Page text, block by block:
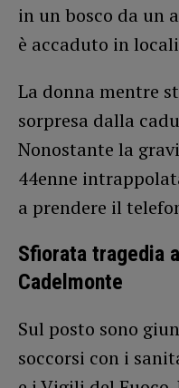
in un bosco da un
è accaduto in
La donna mentre
sorpresa dalla
Nonostante la
44enne
a prendere il
Sfiorata tragedia
Cadelmonte
Sul posto sono
soccorsi con i